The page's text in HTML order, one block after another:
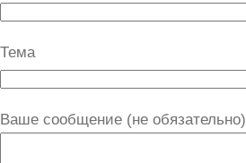
Тема
Ваше сообщение (не обязательно)